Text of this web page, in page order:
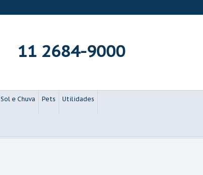
11 2684-9000
Sol e Chuva Pets Utilidades